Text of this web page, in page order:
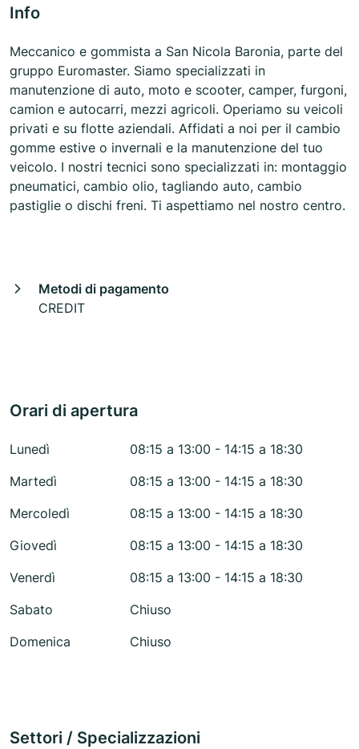
Info
Meccanico e gommista a San Nicola Baronia, parte del
gruppo Euromaster. Siamo specializzati in
manutenzione di auto, moto e scooter, camper, furgoni,
camion e autocarri, mezzi agricoli. Operiamo su veicoli
privati e su flotte aziendali. Affidati a noi per il cambio
gomme estive o invernali e la manutenzione del tuo
veicolo. I nostri tecnici sono specializzati in: montaggio
pneumatici, cambio olio, tagliando auto, cambio
pastiglie o dischi freni. Ti aspettiamo nel nostro centro.
Metodi di pagamento
CREDIT
Orari di apertura
Lunedì
08:15 a 13:00 - 14:15 a 18:30
Martedì
08:15 a 13:00 - 14:15 a 18:30
Mercoledì
08:15 a 13:00 - 14:15 a 18:30
Giovedì
08:15 a 13:00 - 14:15 a 18:30
Venerdì
08:15 a 13:00 - 14:15 a 18:30
Sabato
Chiuso
Domenica
Chiuso
Settori / Specializzazioni